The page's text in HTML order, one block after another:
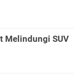
Melindungi SUV